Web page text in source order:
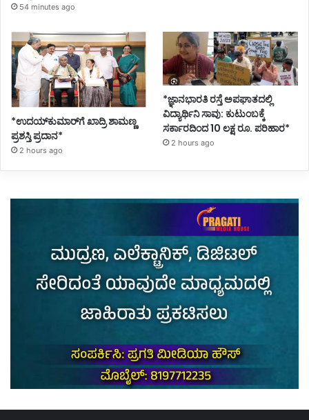
54 minutes ago
*ಉದಯ್‌ಕುಮಾರ್‌ಗೆ ಖಾದ್ರಿ ಶಾಮಣ್ಣ
ಪ್ರಶಸ್ತಿ ಪ್ರದಾನ*
2 hours ago
*ಜ್ಞಾನಭಾರತಿ ರಸ್ತೆ ಅಪಘಾತದಲ್ಲಿ
ವಿದ್ಯಾರ್ಥಿನಿ ಸಾವು: ಕುಟುಂಬಕ್ಕೆ
ಸರ್ಕಾರದಿಂದ 10 ಲಕ್ಷ ರೂ. ಪರಿಹಾರ*
2 hours ago